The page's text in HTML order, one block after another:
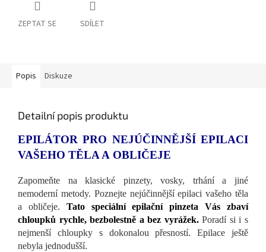
ZEPTAT SE SDÍLET
Popis Diskuze
Detailní popis produktu
EPILÁTOR PRO NEJÚČINNĚJŠÍ EPILACI
VAŠEHO TĚLA A OBLIČEJE
Zapomeňte na klasické pinzety, vosky, trhání a jiné
nemoderní metody. Poznejte nejúčinnější epilaci vašeho těla
a obličeje. Tato speciální epilační pinzeta Vás zbaví
chloupků rychle, bezbolestně a bez vyrážek. Poradí si i s
nejmenší chloupky s dokonalou přesností. Epilace ještě
nebyla jednodušší.